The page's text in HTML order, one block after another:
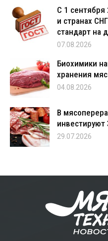
С 1 сентября
и странах
стандарт на
07.08.2026
Биохимики
хранения
04.08.2026
В
инвестируют
29.07.2026